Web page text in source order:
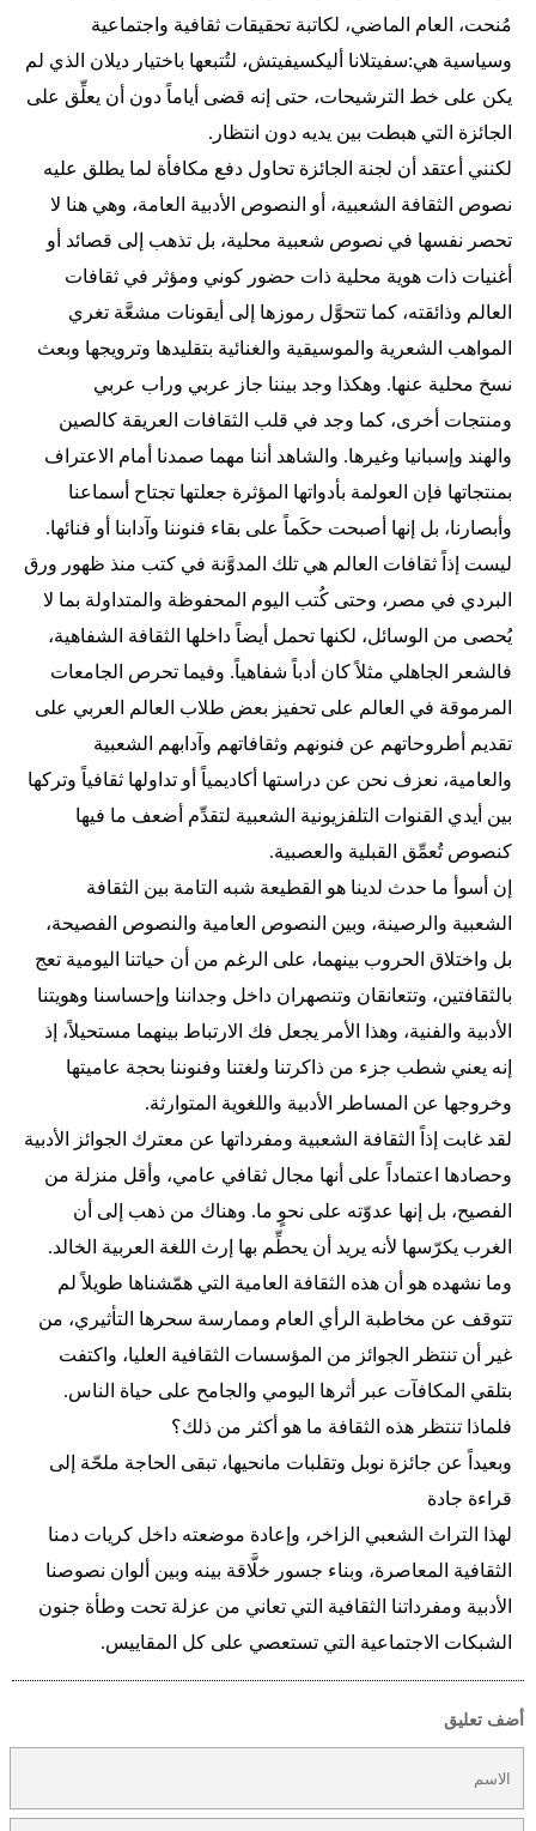
مُنحت، العام الماضي، لكاتبة تحقيقات ثقافية واجتماعية
وسياسية هي:سفيتلانا أليكسيفيتش، لتُتبعها باختيار ديلان الذي لم
يكن على خط الترشيحات، حتى إنه قضى أياماً دون أن يعلِّق على
الجائزة التي هبطت بين يديه دون انتظار.
لكنني أعتقد أن لجنة الجائزة تحاول دفع مكافأة لما يطلق عليه
نصوص الثقافة الشعبية، أو النصوص الأدبية العامة، وهي هنا لا
تحصر نفسها في نصوص شعبية محلية، بل تذهب إلى قصائد أو
أغنيات ذات هوية محلية ذات حضور كوني ومؤثر في ثقافات
العالم وذائقته، كما تتحوَّل رموزها إلى أيقونات مشعَّة تغري
المواهب الشعرية والموسيقية والغنائية بتقليدها وترويجها وبعث
نسخ محلية عنها. وهكذا وجد بيننا جاز عربي وراب عربي
ومنتجات أخرى، كما وجد في قلب الثقافات العريقة كالصين
والهند وإسبانيا وغيرها. والشاهد أننا مهما صمدنا أمام الاعتراف
بمنتجاتها فإن العولمة بأدواتها المؤثرة جعلتها تجتاح أسماعنا
وأبصارنا، بل إنها أصبحت حكَماً على بقاء فنوننا وآدابنا أو فنائها.
ليست إذاً ثقافات العالم هي تلك المدوَّنة في كتب منذ ظهور ورق
البردي في مصر، وحتى كُتب اليوم المحفوظة والمتداولة بما لا
يُحصى من الوسائل، لكنها تحمل أيضاً داخلها الثقافة الشفاهية،
فالشعر الجاهلي مثلاً كان أدباً شفاهياً. وفيما تحرص الجامعات
المرموقة في العالم على تحفيز بعض طلاب العالم العربي على
تقديم أطروحاتهم عن فنونهم وثقافاتهم وآدابهم الشعبية
والعامية، نعزف نحن عن دراستها أكاديمياً أو تداولها ثقافياً وتركها
بين أيدي القنوات التلفزيونية الشعبية لتقدِّم أضعف ما فيها
كنصوص تُعمِّق القبلية والعصبية.
إن أسوأ ما حدث لدينا هو القطيعة شبه التامة بين الثقافة
الشعبية والرصينة، وبين النصوص العامية والنصوص الفصيحة،
بل واختلاق الحروب بينهما، على الرغم من أن حياتنا اليومية تعج
بالثقافتين، وتتعانقان وتنصهران داخل وجداننا وإحساسنا وهويتنا
الأدبية والفنية، وهذا الأمر يجعل فك الارتباط بينهما مستحيلاً، إذ
إنه يعني شطب جزء من ذاكرتنا ولغتنا وفنوننا بحجة عاميتها
وخروجها عن المساطر الأدبية واللغوية المتوارثة.
لقد غابت إذاً الثقافة الشعبية ومفرداتها عن معترك الجوائز الأدبية
وحصادها اعتماداً على أنها مجال ثقافي عامي، وأقل منزلة من
الفصيح، بل إنها عدوّته على نحوٍ ما. وهناك من ذهب إلى أن
الغرب يكرّسها لأنه يريد أن يحطِّم بها إرث اللغة العربية الخالد.
وما نشهده هو أن هذه الثقافة العامية التي همّشناها طويلاً لم
تتوقف عن مخاطبة الرأي العام وممارسة سحرها التأثيري، من
غير أن تنتظر الجوائز من المؤسسات الثقافية العليا، واكتفت
بتلقي المكافآت عبر أثرها اليومي والجامح على حياة الناس.
فلماذا تنتظر هذه الثقافة ما هو أكثر من ذلك؟
وبعيداً عن جائزة نوبل وتقلبات مانحيها، تبقى الحاجة ملحّة إلى
قراءة جادة
لهذا التراث الشعبي الزاخر، وإعادة موضعته داخل كريات دمنا
الثقافية المعاصرة، وبناء جسور خلَّاقة بينه وبين ألوان نصوصنا
الأدبية ومفرداتنا الثقافية التي تعاني من عزلة تحت وطأة جنون
الشبكات الاجتماعية التي تستعصي على كل المقاييس.
أضف تعليق